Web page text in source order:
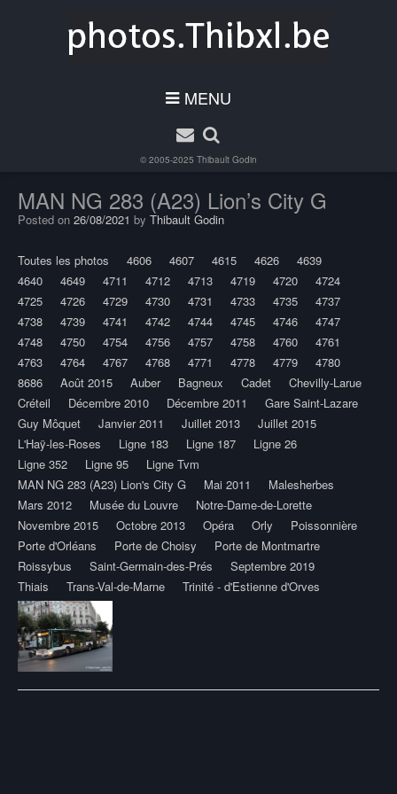
MENU
© 2005-2025 Thibault Godin
MAN NG 283 (A23) Lion’s City G
Posted on 26/08/2021 by Thibault Godin
Toutes les photos 4606 4607 4615 4626
4639
4640
4649 4711 4712 4713 4719 4720
4724
4725
4726 4729 4730 4731 4733 4735
4737
4738
4739 4741 4742 4744 4745 4746
4747
4748
4750 4754 4756 4757 4758 4760
4761
4763
4764 4767 4768 4771 4778 4779
4780
8686
Août 2015 Auber Bagneux Cadet
Chevilly-Larue
Créteil
Décembre 2010 Décembre 2011
Gare Saint-Lazare
Guy Môquet
Janvier 2011 Juillet 2013
Juillet 2015
L'Haÿ-les-Roses
Ligne 183 Ligne 187
Ligne 26
Ligne 352
Ligne 95
Ligne Tvm
MAN NG 283 (A23) Lion's City G
Mai 2011
Malesherbes
Mars 2012
Musée du Louvre
Notre-Dame-de-Lorette
Novembre 2015
Octobre 2013 Opéra Orly
Poissonnière
Porte d'Orléans
Porte de Choisy
Porte de Montmartre
Roissybus
Saint-Germain-des-Prés
Septembre 2019
Thiais
Trans-Val-de-Marne Trinité - d'Estienne d'Orves
Post